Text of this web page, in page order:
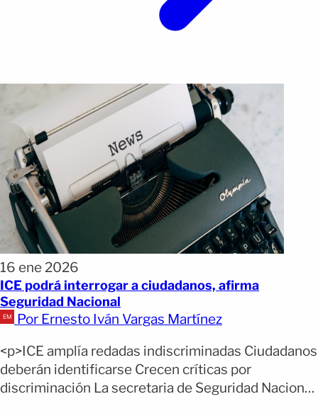
16 ene 2026
ICE podrá interrogar a ciudadanos, afirma
Seguridad Nacional
Por Ernesto Iván Vargas Martínez
<p>ICE amplía redadas indiscriminadas Ciudadanos
deberán identificarse Crecen críticas por
discriminación La secretaria de Seguridad Nacional,